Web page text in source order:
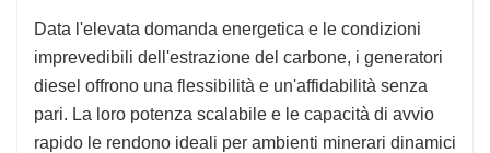
Data l'elevata domanda energetica e le condizioni
imprevedibili dell'estrazione del carbone, i generatori
diesel offrono una flessibilità e un'affidabilità senza
pari. La loro potenza scalabile e le capacità di avvio
rapido le rendono ideali per ambienti minerari dinamici